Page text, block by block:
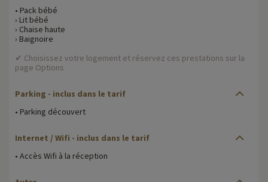
• Pack bébé
› Lit bébé
› Chaise haute
› Baignoire
✔ Choisissez votre logement et réservez ces prestations sur la
page Options
Parking - inclus dans le tarif
• Parking découvert
Internet / Wifi - inclus dans le tarif
• Accès Wifi à la réception